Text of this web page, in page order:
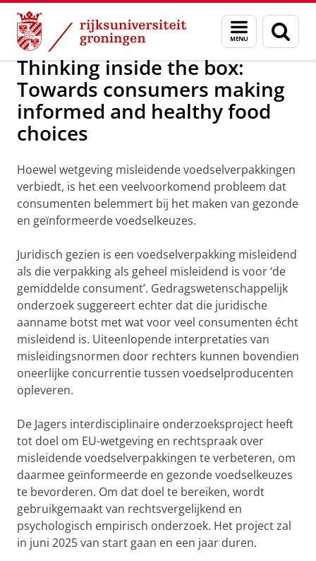
Skip
Content
Skip
Navigation
Menu
en
zoeken
Over ons Persoonsgebonden beurzen
Thinking inside the box:
Towards consumers making
informed and healthy food
choices
Hoewel wetgeving misleidende voedselverpakkingen
verbiedt, is het een veelvoorkomend probleem dat
consumenten belemmert bij het maken van gezonde
en geïnformeerde voedselkeuzes.
Juridisch gezien is een voedselverpakking misleidend
als die verpakking als geheel misleidend is voor ‘de
gemiddelde consument’. Gedragswetenschappelijk
onderzoek suggereert echter dat die juridische
aanname botst met wat voor veel consumenten écht
misleidend is. Uiteenlopende interpretaties van
misleidingsnormen door rechters kunnen bovendien
oneerlijke concurrentie tussen voedselproducenten
opleveren.
De Jagers interdisciplinaire onderzoeksproject heeft
tot doel om EU-wetgeving en rechtspraak over
misleidende voedselverpakkingen te verbeteren, om
daarmee geïnformeerde en gezonde voedselkeuzes
te bevorderen. Om dat doel te bereiken, wordt
gebruikgemaakt van rechtsvergelijkend en
psychologisch empirisch onderzoek. Het project zal
in juni 2025 van start gaan en een jaar duren.